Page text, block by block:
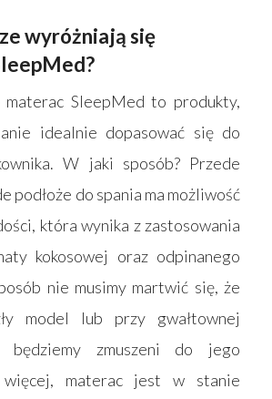
wyróżniają się
materac SleepMed to produkty,
idealnie dopasować się do
W jaki sposób? Przede
podłoże do spania ma możliwość
która wynika z zastosowania
kokosowej oraz odpinanego
nie musimy martwić się, że
model lub przy gwałtownej
będziemy zmuszeni do jego
więcej, materac jest w stanie
Strona główna
Materace
Łóżka
Akcesoria
Wyszukiwarka
Blog
Kontakt